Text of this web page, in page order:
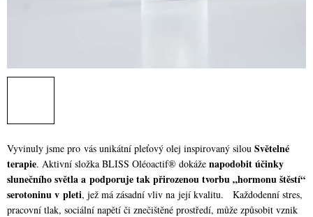
Vyvinuly jsme pro vás unikátní pleťový olej inspirovaný silou Světelné
terapie. Aktivní složka BLISS Oléoactif® dokáže napodobit účinky
slunečního světla a podporuje tak přirozenou tvorbu „hormonu štěstí“
serotoninu v pleti, jež má zásadní vliv na její kvalitu.
Každodenní stres,
pracovní tlak, sociální napětí či znečištěné prostředí, může způsobit vznik